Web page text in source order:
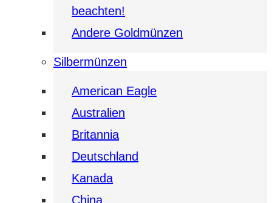
beachten!
Andere Goldmünzen
Silbermünzen
American Eagle
Australien
Britannia
Deutschland
Kanada
China